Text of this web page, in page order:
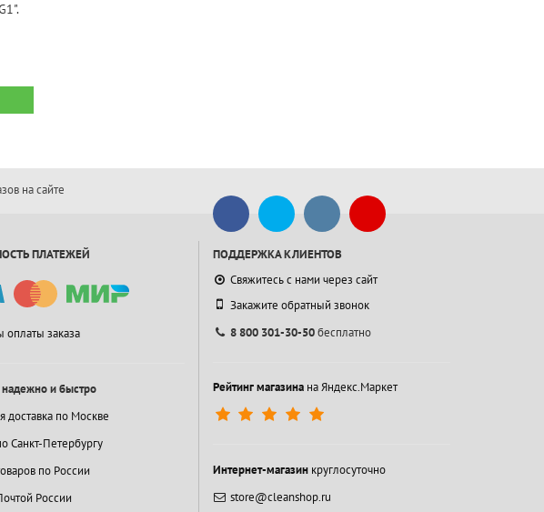
на сайте
ПЛАТЕЖЕЙ
заказа
надежно и быстро
доставка по Москве
Санкт-Петербургу
по России
России
ПОДДЕРЖКА КЛИЕНТОВ
Свяжитесь с нами через сайт
Закажите обратный звонок
8 800 301-30-50бесплатно
Рейтинг магазинана Яндекс.Маркет
Интернет-магазинкруглосуточно
store@cleanshop.ru